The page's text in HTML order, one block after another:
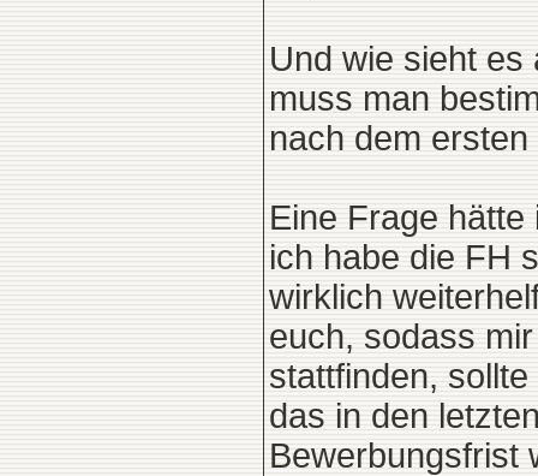
Und wie sieht es
muss man
nach dem
Eine Frage hätte
ich habe die FH
wirklich
euch, sodass
stattfinden,
das in den
Bewerbungsfrist